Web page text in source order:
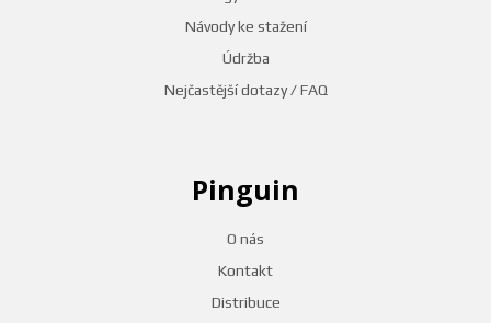
Návody ke stažení
Údržba
Nejčastější dotazy / FAQ
Pinguin
O nás
Kontakt
Distribuce